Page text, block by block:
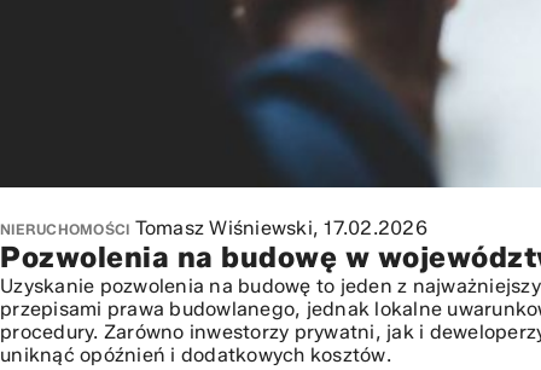
NIERUCHOMOŚCI Tomasz Wiśniewski, 17.02.2026
Pozwolenia na budowę w
Uzyskanie pozwolenia na budowę to jeden z
przepisami prawa budowlanego, jednak lokalne
procedury. Zarówno inwestorzy prywatni, jak i
uniknąć opóźnień i dodatkowych kosztów.